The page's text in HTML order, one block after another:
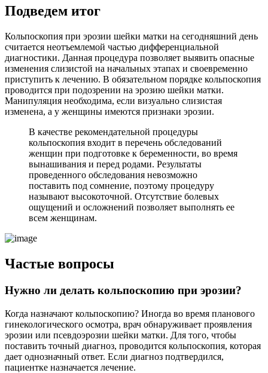
Подведем итог
Кольпоскопия при эрозии шейки матки на сегодняшний день
считается неотъемлемой частью дифференциальной
диагностики. Данная процедура позволяет выявить опасные
изменения слизистой на начальных этапах и своевременно
приступить к лечению. В обязательном порядке кольпоскопия
проводится при подозрении на эрозию шейки матки.
Манипуляция необходима, если визуально слизистая
изменена, а у женщины имеются признаки эрозии.
В качестве рекомендательной процедуры
кольпоскопия входит в перечень обследований
женщин при подготовке к беременности, во время
вынашивания и перед родами. Результаты
проведенного обследования невозможно
поставить под сомнение, поэтому процедуру
называют высокоточной. Отсутствие болевых
ощущений и осложнений позволяет выполнять ее
всем женщинам.
Частые вопросы
Нужно ли делать кольпоскопию при эрозии?
Когда назначают кольпоскопию? Иногда во время планового
гинекологического осмотра, врач обнаруживает проявления
эрозии или псевдоэрозии шейки матки. Для того, чтобы
поставить точный диагноз, проводится кольпоскопия, которая
дает однозначный ответ. Если диагноз подтвердился,
пациентке назначается лечение.